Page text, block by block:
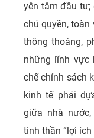
yên tâm đầu
chủ quyền,
thông thoáng,
những lĩnh vực
chế chính sách
kinh tế phải
giữa nhà nước,
tinh thần “lợi ích